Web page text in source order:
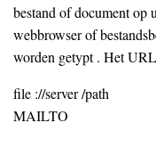
bestand of document op
webbrowser of
worden getypt . Het
file ://server /path
MAILTO